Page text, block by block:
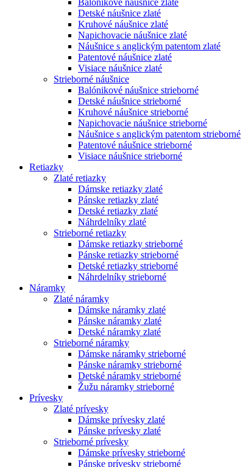
Balónikové náušnice zlaté
Detské náušnice zlaté
Kruhové náušnice zlaté
Napichovacie náušnice zlaté
Náušnice s anglickým patentom zlaté
Patentové náušnice zlaté
Visiace náušnice zlaté
Strieborné náušnice
Balónikové náušnice strieborné
Detské náušnice strieborné
Kruhové náušnice strieborné
Napichovacie náušnice strieborné
Náušnice s anglickým patentom strieborné
Patentové náušnice strieborné
Visiace náušnice strieborné
Retiazky
Zlaté retiazky
Dámske retiazky zlaté
Pánske retiazky zlaté
Detské retiazky zlaté
Náhrdelníky zlaté
Strieborné retiazky
Dámske retiazky strieborné
Pánske retiazky strieborné
Detské retiazky strieborné
Náhrdelníky strieborné
Náramky
Zlaté náramky
Dámske náramky zlaté
Pánske náramky zlaté
Detské náramky zlaté
Strieborné náramky
Dámske náramky strieborné
Pánske náramky strieborné
Detské náramky strieborné
Žužu náramky strieborné
Prívesky
Zlaté prívesky
Dámske prívesky zlaté
Pánske prívesky zlaté
Strieborné prívesky
Dámske prívesky strieborné
Pánske prívesky strieborné